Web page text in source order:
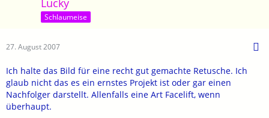
Schlaumeise
27. August 2007
Ich halte das Bild für eine recht gut gemachte Retusche. Ich
glaub nicht das es ein ernstes Projekt ist oder gar einen
Nachfolger darstellt. Allenfalls eine Art Facelift, wenn
überhaupt.